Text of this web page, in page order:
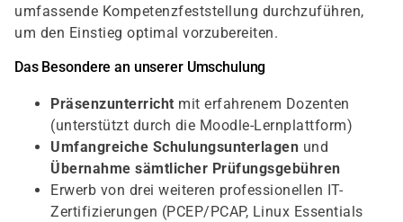
umfassende Kompetenzfeststellung durchzuführen,
um den Einstieg optimal vorzubereiten.
Das Besondere an unserer Umschulung
Präsenzunterricht mit erfahrenem Dozenten
(unterstützt durch die Moodle-Lernplattform)
Umfangreiche Schulungsunterlagen und
Übernahme sämtlicher Prüfungsgebühren
Erwerb von drei weiteren professionellen IT-
Zertifizierungen (PCEP/PCAP, Linux Essentials